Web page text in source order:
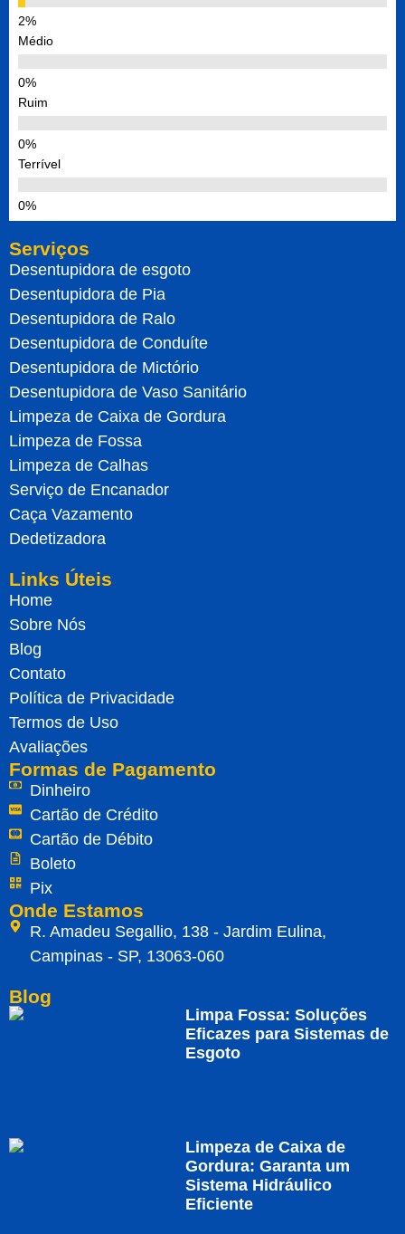
Médio
Ruim
Terrível
Serviços
Desentupidora de esgoto
Desentupidora de Pia
Desentupidora de Ralo
Desentupidora de Conduíte
Desentupidora de Mictório
Desentupidora de Vaso Sanitário
Limpeza de Caixa de Gordura
Limpeza de Fossa
Limpeza de Calhas
Serviço de Encanador
Caça Vazamento
Dedetizadora
Links Úteis
Home
Sobre Nós
Blog
Contato
Política de Privacidade
Termos de Uso
Avaliações
Formas de Pagamento
Dinheiro
Cartão de Crédito
Cartão de Débito
Boleto
Pix
Onde Estamos
R. Amadeu Segallio, 138 - Jardim Eulina,
Campinas - SP, 13063-060
Blog
Limpa Fossa: Soluções
Eficazes para Sistemas de
Esgoto
Limpeza de Caixa de
Gordura: Garanta um
Sistema Hidráulico
Eficiente